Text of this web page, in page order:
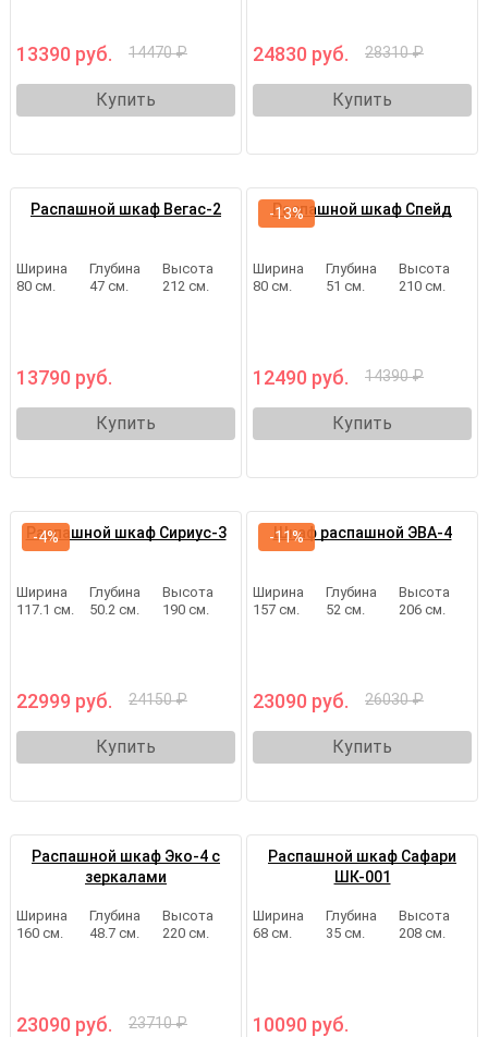
13390 руб. 14470 ₽
Купить
24830 руб. 28310 ₽
Купить
Распашной шкаф Вегас-2
Ширина
80 см.
Глубина
47 см.
Высота
212 см.
13790 руб.
Купить
Распашной шкаф Спейд
Ширина
80 см.
Глубина
51 см.
Высота
210 см.
12490 руб. 14390 ₽
Купить
-13%
Распашной шкаф Сириус-3
Ширина
117.1 см.
Глубина
50.2 см.
Высота
190 см.
22999 руб. 24150 ₽
Купить
-4% Шкаф распашной ЭВА-4
Ширина
157 см.
Глубина
52 см.
Высота
206 см.
23090 руб. 26030 ₽
Купить
-11%
Распашной шкаф Эко-4 с
зеркалами
Ширина
160 см.
Глубина
48.7 см.
Высота
220 см.
23090 руб. 23710 ₽
Распашной шкаф Сафари
ШК-001
Ширина
68 см.
Глубина
35 см.
Высота
208 см.
10090 руб.